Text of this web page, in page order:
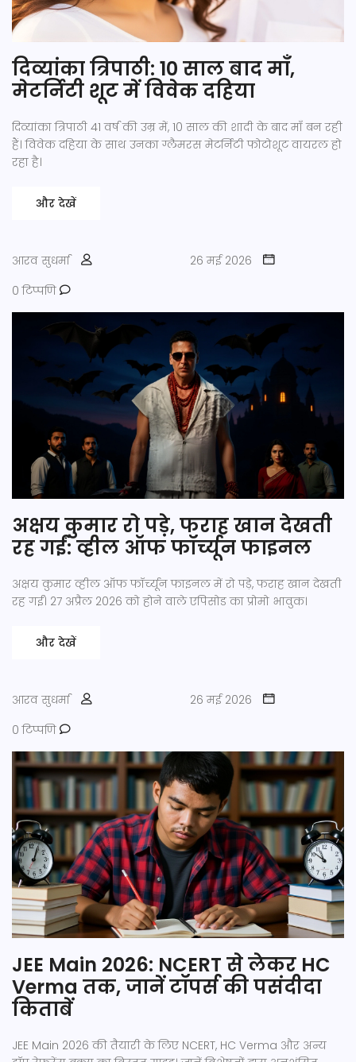
दिव्यांका त्रिपाठी: 10 साल बाद माँ,
मेटर्निटी शूट में विवेक दहिया
दिव्यांका त्रिपाठी 41 वर्ष की उम्र में, 10 साल की शादी के बाद माँ बन रही
हैं। विवेक दहिया के साथ उनका ग्लैमरस मेटर्निटी फोटोशूट वायरल हो
रहा है।
और देखें
आरव सुधर्मा
26 मई 2026
0 टिप्पणि
अक्षय कुमार रो पड़े, फराह खान देखती
रह गईं: व्हील ऑफ फॉर्च्यून फाइनल
अक्षय कुमार व्हील ऑफ फॉर्च्यून फाइनल में रो पड़े, फराह खान देखती
रह गईं। 27 अप्रैल 2026 को होने वाले एपिसोड का प्रोमो भावुक।
और देखें
आरव सुधर्मा
26 मई 2026
0 टिप्पणि
JEE Main 2026: NCERT से लेकर HC
Verma तक, जानें टॉपर्स की पसंदीदा
किताबें
JEE Main 2026 की तैयारी के लिए NCERT, HC Verma और अन्य